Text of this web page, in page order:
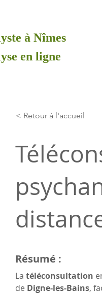
à Nîmes
en ligne
< Retour à l'accueil
Résumé :
La téléconsultation
de Digne-les-Bains,